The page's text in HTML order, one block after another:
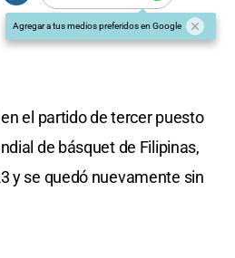
Agregar a tus medios preferidos en Google
el partido de tercer puesto
de básquet de Filipinas,
y se quedó nuevamente sin